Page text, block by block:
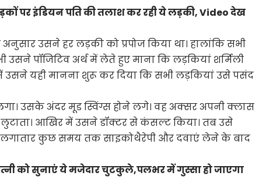
पर इंडियन पति की तलाश कर रही ये लड़की, Video देख
अनुसार उसने हर लड़की को प्रपोज किया था। हालांकि सभी
पॉजिटिव अर्थ में लेते हुए माना कि लड़कियां शर्मिली
में उसने यही मानना शुरू कर दिया कि सभी लड़कियां उसे पसंद
उसके अंदर मूड स्विंग्स होने लगे। वह अक्सर अपनी क्लास
आखिर में उसने डॉक्टर से कंसल्ट किया। तब उसे
कुछ समय तक साइकोथैरेपी और दवाएं लेने के बाद
को सुनाएं ये मजेदार चुटकुले,पलभर में गुस्सा हो जाएगा